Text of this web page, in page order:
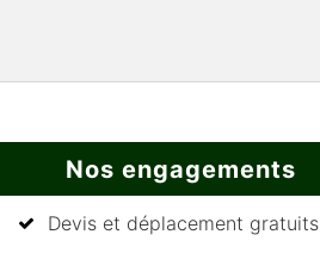
Nos engagements
Devis et déplacement gratuits